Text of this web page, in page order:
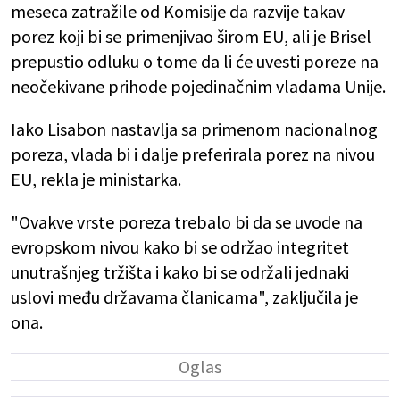
meseca zatražile od Komisije da razvije takav
porez koji bi se primenjivao širom EU, ali je Brisel
prepustio odluku o tome da li će uvesti poreze na
neočekivane prihode pojedinačnim vladama Unije.
Iako Lisabon nastavlja sa primenom nacionalnog
poreza, vlada bi i dalje preferirala porez na nivou
EU, rekla je ministarka.
"Ovakve vrste poreza trebalo bi da se uvode na
evropskom nivou kako bi se održao integritet
unutrašnjeg tržišta i kako bi se održali jednaki
uslovi među državama članicama", zaključila je
ona.